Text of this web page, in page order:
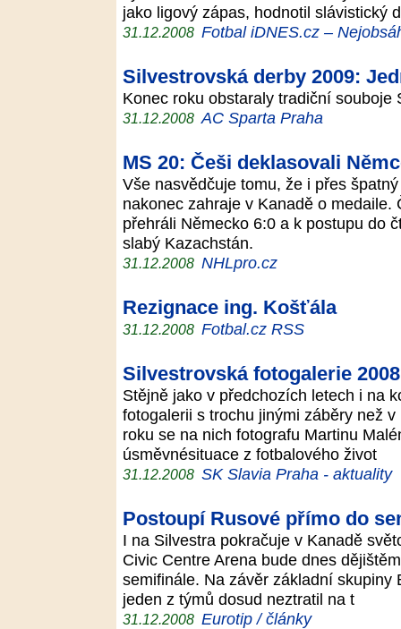
jako ligový zápas, hodnotil
31.12.2008 Fotbal iDNES.cz –
Silvestrovská derby 2009:
Konec roku obstaraly tradiční
31.12.2008 AC Sparta Praha
MS 20: Češi deklasovali
Vše nasvědčuje tomu, že i přes
nakonec zahraje v Kanadě o
přehráli Německo 6:0 a k postupu do
slabý Kazachstán.
31.12.2008 NHLpro.cz
Rezignace ing. Košťála
31.12.2008 Fotbal.cz RSS
Silvestrovská fotogalerie 2008
Stějně jako v předchozích letech i na
fotogalerii s trochu jinými záběry než
roku se na nich fotografu Martinu
úsměvnésituace z fotbalového život
31.12.2008 SK Slavia Praha - aktuality
Postoupí Rusové přímo do
I na Silvestra pokračuje v Kanadě
Civic Centre Arena bude dnes
semifinále. Na závěr základní
jeden z týmů dosud neztratil na t
31.12.2008 Eurotip / články